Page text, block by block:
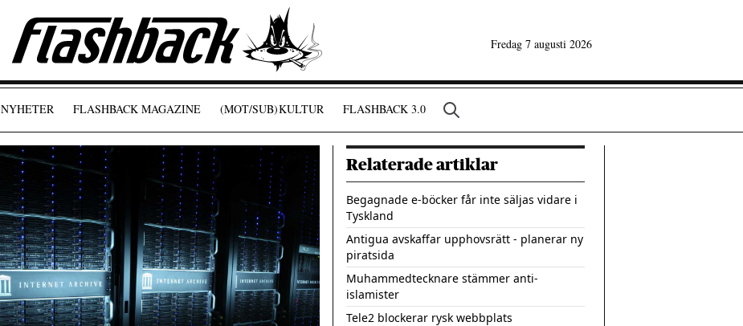
Fredag 7 augusti 2026
NYHETER FLASHBACK MAGAZINE (MOT/SUB)KULTUR FLASHBACK 3.0
Relaterade artiklar
Begagnade e-böcker får inte säljas vidare i
Tyskland
Antigua avskaffar upphovsrätt - planerar ny
piratsida
Muhammedtecknare stämmer anti-
islamister
Tele2 blockerar rysk webbplats